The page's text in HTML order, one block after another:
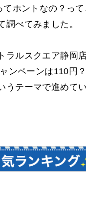
てホントなの？っ
調べてみました。
ラルスクエア静岡
ンペーンは110円
うテーマで進めてい